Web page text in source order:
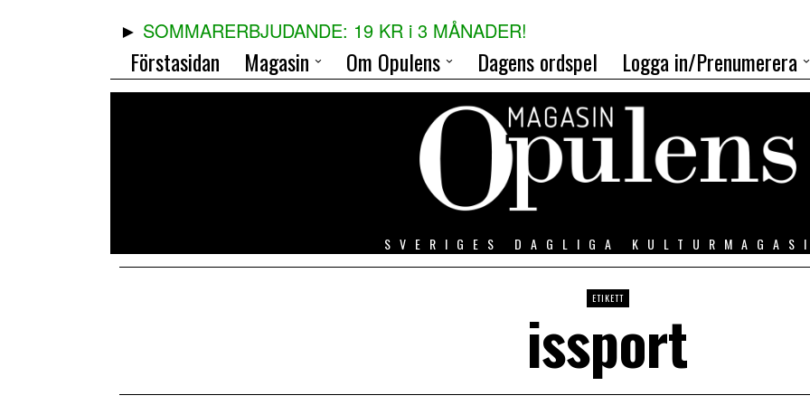
SOMMARERBJUDANDE: 19 KR i 3 MÅNADER!
Förstasidan Magasin Om Opulens Dagens ordspel Logga in/Prenumerera
SVERIGES DAGLIGA
ETIKETT
issport